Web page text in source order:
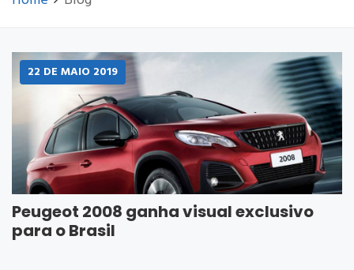
Peugeot 2008 ganha visual exclusivo
para o Brasil
22 DE MAIO 2019